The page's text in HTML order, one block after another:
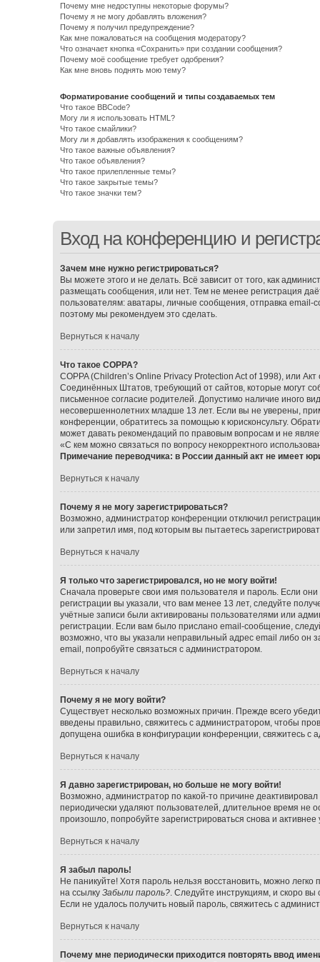
Почему мне недоступны некоторые форумы?
Почему я не могу добавлять вложения?
Почему я получил предупреждение?
Как мне пожаловаться на сообщения модератору?
Что означает кнопка «Сохранить» при создании сообщения?
Почему моё сообщение требует одобрения?
Как мне вновь поднять мою тему?
Форматирование сообщений и типы создаваемых тем
Что такое BBCode?
Могу ли я использовать HTML?
Что такое смайлики?
Могу ли я добавлять изображения к сообщениям?
Что такое важные объявления?
Что такое объявления?
Что такое прилепленные темы?
Что такое закрытые темы?
Что такое значки тем?
Вход на конференцию и
Зачем мне нужно регистрироваться?
Вы можете этого и не делать. Всё зависит от того, как
размещать сообщения, или нет. Тем не менее регистрация
пользователям: аватары, личные сообщения, отправка email-
поэтому мы рекомендуем это сделать.
Вернуться к началу
Что такое COPPA?
COPPA (Children’s Online Privacy Protection Act of 1998), или
Соединённых Штатов, требующий от сайтов, которые могут
письменное согласие родителей. Допустимо наличие иного
несовершеннолетних младше 13 лет. Если вы не уверены,
конференции, обратитесь за помощью к юрисконсульту.
может давать рекомендаций по правовым вопросам и не
«С кем можно связаться по вопросу некорректного
Примечание переводчика: в России данный акт не имеет
Вернуться к началу
Почему я не могу зарегистрироваться?
Возможно, администратор конференции отключил
или запретил имя, под которым вы пытаетесь
Вернуться к началу
Я только что зарегистрировался, но не могу войти!
Сначала проверьте свои имя пользователя и пароль. Если
регистрации вы указали, что вам менее 13 лет, следуйте
учётные записи были активированы пользователями или
регистрации. Если вам было прислано email-сообщение,
возможно, что вы указали неправильный адрес email либо он
email, попробуйте связаться с администратором.
Вернуться к началу
Почему я не могу войти?
Существует несколько возможных причин. Прежде всего
введены правильно, свяжитесь с администратором, чтобы
допущена ошибка в конфигурации конференции, свяжитесь с
Вернуться к началу
Я давно зарегистрирован, но больше не могу войти!
Возможно, администратор по какой-то причине
периодически удаляют пользователей, длительное время
произошло, попробуйте зарегистрироваться снова и активнее
Вернуться к началу
Я забыл пароль!
Не паникуйте! Хотя пароль нельзя восстановить, можно
на ссылку Забыли пароль?. Следуйте инструкциям, и скоро
Если не удалось получить новый пароль, свяжитесь с
Вернуться к началу
Почему мне периодически приходится повторять ввод